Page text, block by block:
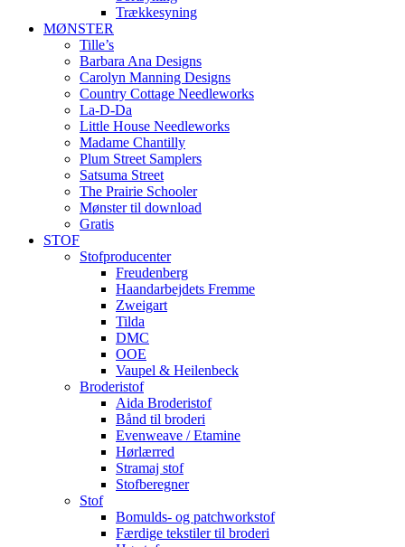
Trækkesyning
MØNSTER
Tille’s
Barbara Ana Designs
Carolyn Manning Designs
Country Cottage Needleworks
La-D-Da
Little House Needleworks
Madame Chantilly
Plum Street Samplers
Satsuma Street
The Prairie Schooler
Mønster til download
Gratis
STOF
Stofproducenter
Freudenberg
Haandarbejdets Fremme
Zweigart
Tilda
DMC
OOE
Vaupel & Heilenbeck
Broderistof
Aida Broderistof
Bånd til broderi
Evenweave / Etamine
Hørlærred
Stramaj stof
Stofberegner
Stof
Bomulds- og patchworkstof
Færdige tekstiler til broderi